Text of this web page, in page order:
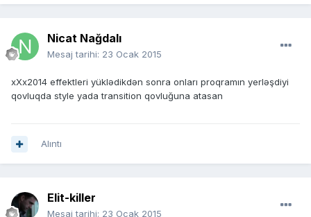
Nicat Nağdalı
Mesaj tarihi: 23 Ocak 2015
xXx2014 effektleri yüklədikdən sonra onları proqramın yerləşdiyi
qovluqda style yada transition qovluğuna atasan
Alıntı
Elit-killer
Mesaj tarihi: 23 Ocak 2015